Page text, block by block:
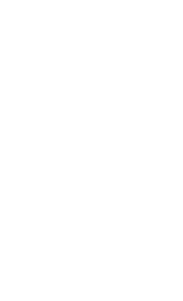
auf das Seminar "Grundlagen der